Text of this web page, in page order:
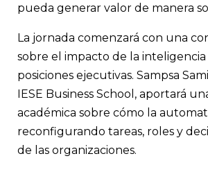
pueda generar valor de manera
La jornada comenzará con una
sobre el impacto de la
posiciones ejecutivas. Sampsa
IESE Business School, aportará
académica sobre cómo la
reconfigurando tareas, roles y
de las organizaciones.